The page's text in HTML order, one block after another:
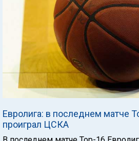
Евролига: в последнем матче
проиграл ЦСКА